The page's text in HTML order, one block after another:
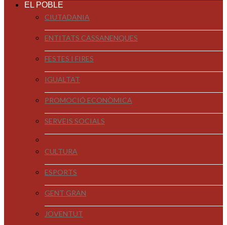
EL POBLE
CIUTADANIA
ENTITATS CASSANENQUES
FESTES I FIRES
IGUALTAT
PROMOCIÓ ECONÒMICA
SERVEIS SOCIALS
CULTURA
ESPORTS
GENT GRAN
JOVENTUT